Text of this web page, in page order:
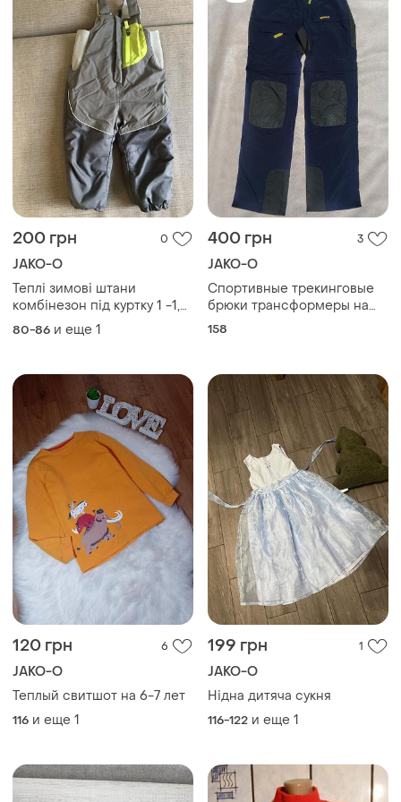
200 грн 0
JAKO-O
Теплі зимові штани
комбінезон під куртку 1 -1,5
роки
80-86 и еще 1
400 грн 3
JAKO-O
Спортивные трекинговые
брюки трансформеры на
мальчика jako-o нитевичка
158
120 грн 6
JAKO-O
Теплый свитшот на 6-7 лет
116 и еще 1
199 грн 1
JAKO-O
Нідна дитяча сукня
116-122 и еще 1